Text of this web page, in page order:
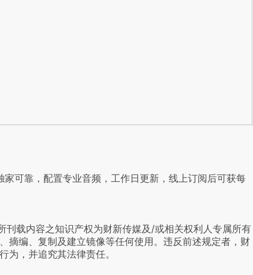
可靠，配置专业音频，工作日更新，线上订阅后可获每
载内容之知识产权为财新传媒及/或相关权利人专属所有
摘编、复制及建立镜像等任何使用。违反前述规定者，财
为，并追究其法律责任。